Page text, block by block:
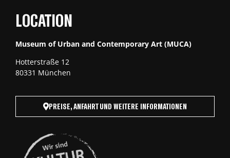
LOCATION
Museum of Urban and Contemporary Art (MUCA)
Hotterstraße 12
80331 München
PREISE, ANFAHRT UND WEITERE INFORMATIONEN